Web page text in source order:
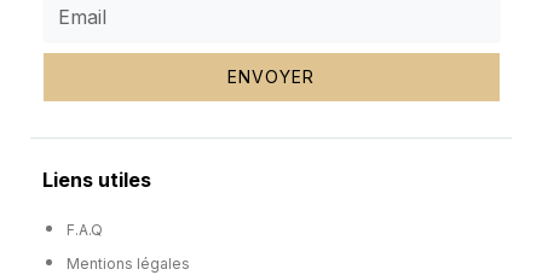
ENVOYER
Liens utiles
F.A.Q
Mentions légales